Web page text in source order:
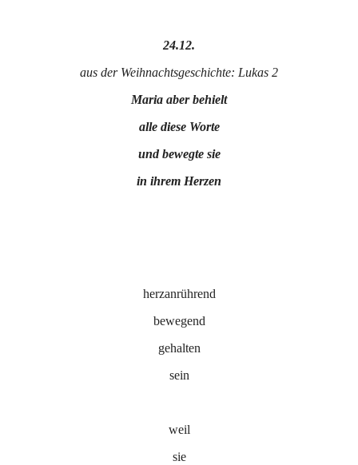
24.12.
aus der Weihnachtsgeschichte: Lukas 2
Maria aber behielt
alle diese Worte
und bewegte sie
in ihrem Herzen
herzanrührend
bewegend
gehalten
sein
weil
sie